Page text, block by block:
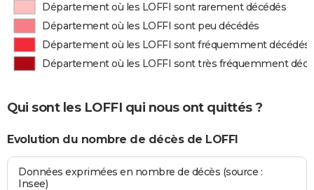
Département où les LOFFI sont rarement décédés
Département où les LOFFI sont peu décédés
Département où les LOFFI sont fréquemment décédés
Département où les LOFFI sont très fréquemment
Qui sont les LOFFI qui nous ont quittés ?
Evolution du nombre de décès de LOFFI
Données exprimées en nombre de décès (source :
Insee)